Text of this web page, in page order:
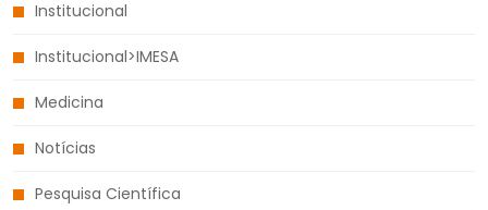
Institucional
Institucional>IMESA
Medicina
Notícias
Pesquisa Científica